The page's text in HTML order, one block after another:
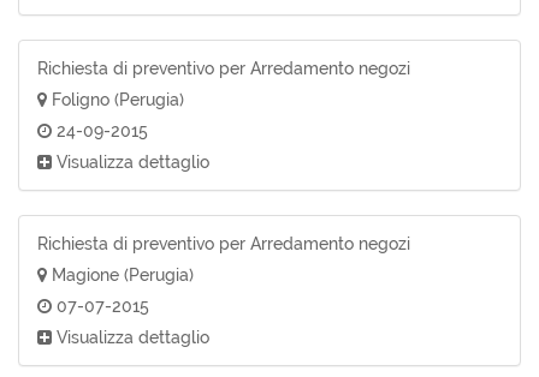
Richiesta di preventivo per Arredamento negozi
Foligno (Perugia)
24-09-2015
Visualizza dettaglio
Richiesta di preventivo per Arredamento negozi
Magione (Perugia)
07-07-2015
Visualizza dettaglio